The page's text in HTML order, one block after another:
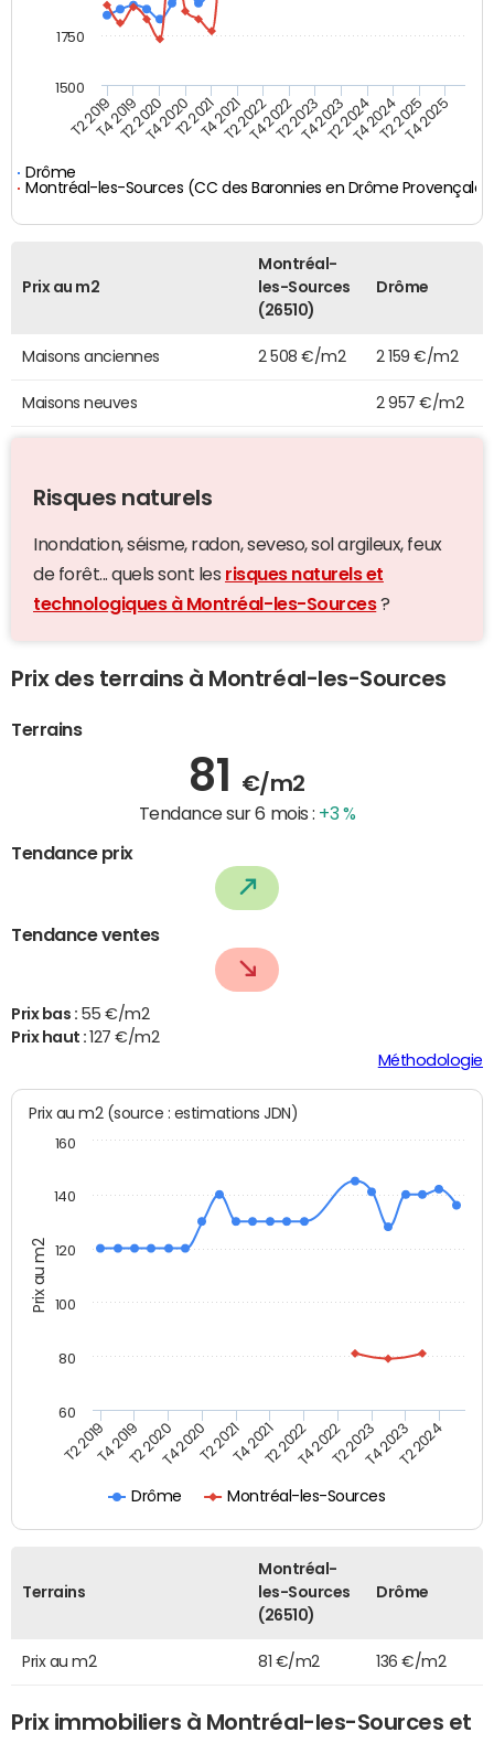
Drôme
Montréal-les-Sources (CC des Baronnies en Drôme Provençale)
T2 2019T4 2019T2 2020T4 2020T2 2021T4 2021T2 2022T4 2022T2 2023T4 2023T2 2024T4 2024T2 2025T4 2025
1500
1750
Prix au m2
Montréal-
les-Sources
(26510)
Drôme
Maisons anciennes 2 508 €/m2 2 159 €/m2
Maisons neuves 2 957 €/m2
Risques naturels
Inondation, séisme, radon, seveso, sol argileux, feux
de forêt... quels sont les risques naturels et
technologiques à Montréal-les-Sources?
Prix des terrains à Montréal-les-Sources
Terrains
81 €/m2
Tendance sur 6 mois : +3 %
Tendance prix
Tendance ventes
Prix bas : 55 €/m2
Prix haut : 127 €/m2
Méthodologie
Prix au m2
Prix au m2 (source : estimations JDN)
Drôme Montréal-les-Sources
T2 2019T4 2019T2 2020T4 2020T2 2021T4 2021T2 2022T4 2022T2 2023T4 2023T2 2024
60
80
100
120
140
160
Terrains
Montréal-
les-Sources
(26510)
Drôme
Prix au m2 81 €/m2 136 €/m2
Prix immobiliers à Montréal-les-Sources et